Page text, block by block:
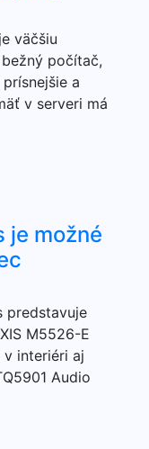
väčšiu
počítač,
a
v serveri má
je možné
predstavuje
M5526-E
interiéri aj
Audio